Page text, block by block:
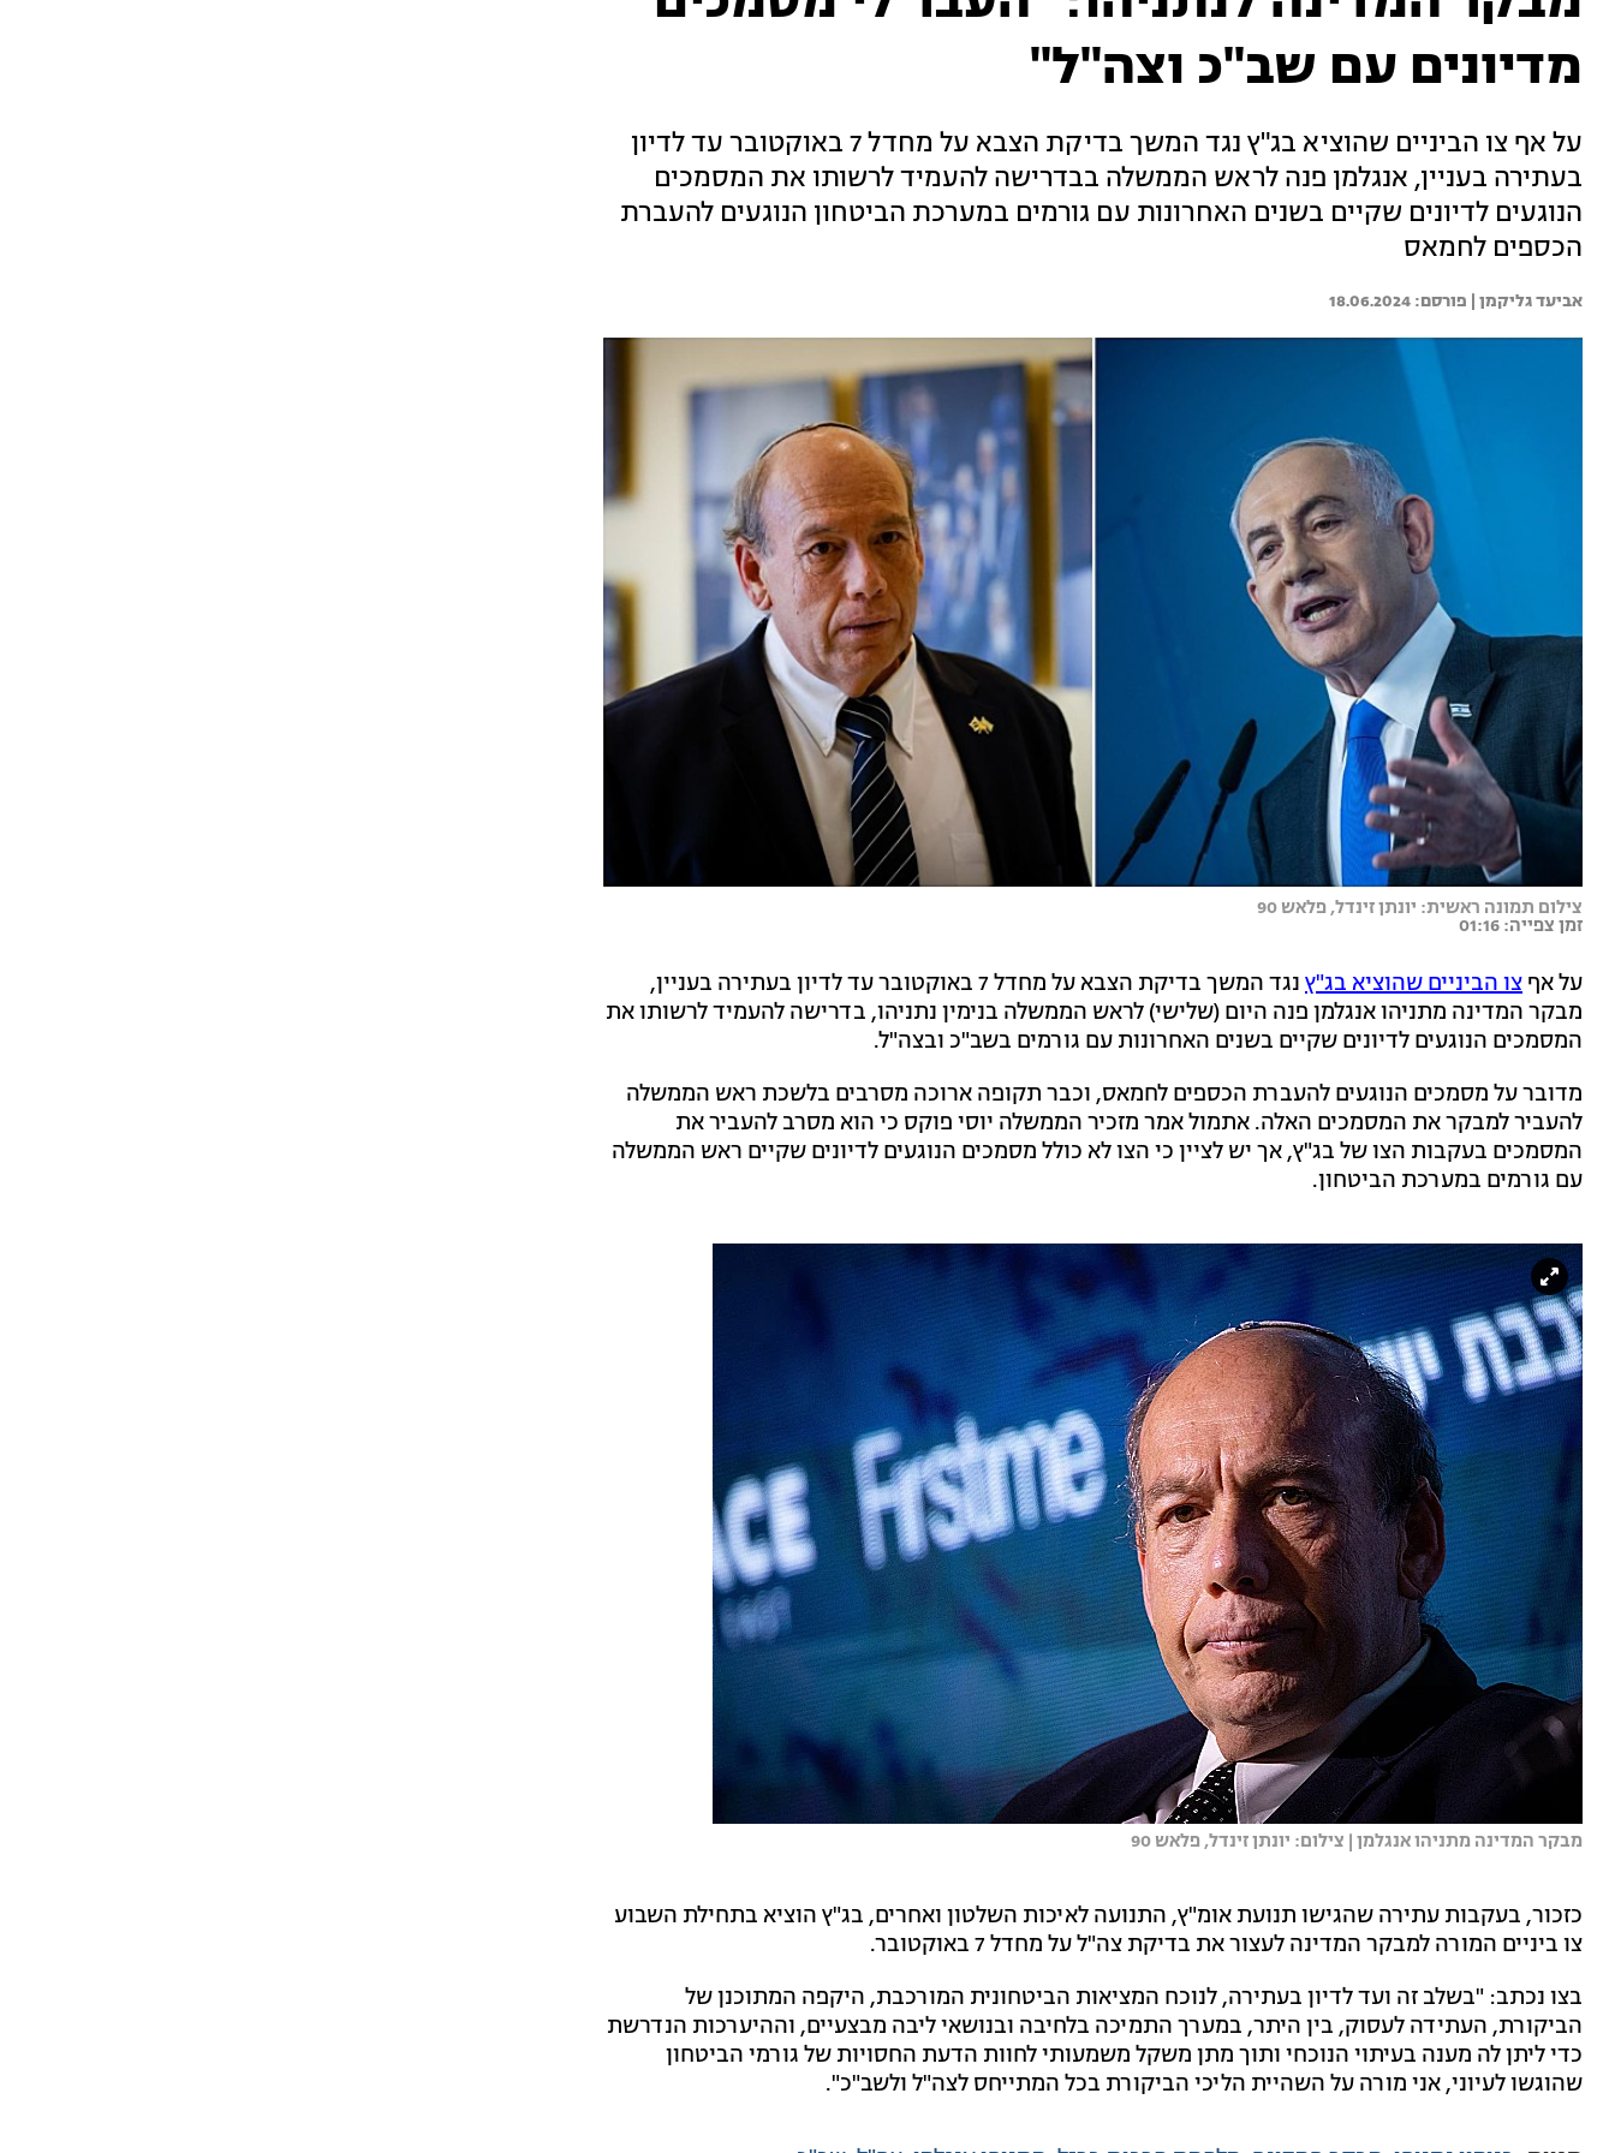
מדיונים עם שב"כ וצה"ל"
על אף צו הביניים שהוציא בג"ץ נגד המשך בדיקת הצבא על מחדל 7 באוקטובר עד לדיון
בעתירה בעניין, אנגלמן פנה לראש הממשלה בבדרישה להעמיד לרשותו את המסמכים
הנוגעים לדיונים שקיים בשנים האחרונות עם גורמים במערכת הביטחון הנוגעים להעברת
הכספים לחמאס
אביעד גליקמן | 18.06.2024
צילום תמונה ראשית: יונתן זינדל, פלאש 90
זמן צפייה: 01:16
על אף צו הביניים שהוציא בג"ץ
נגד המשך בדיקת הצבא על מחדל 7 באוקטובר עד לדיון בעתירה בעניין,
מבקר המדינה מתניהו אנגלמן פנה היום (שלישי) לראש הממשלה בנימין נתניהו, בדרישה להעמיד לרשותו את
המסמכים הנוגעים לדיונים שקיים בשנים האחרונות עם גורמים בשב"כ ובצה"ל.
מדובר על מסמכים הנוגעים להעברת הכספים לחמאס, וכבר תקופה ארוכה מסרבים בלשכת ראש הממשלה
להעביר למבקר את המסמכים האלה. אתמול אמר מזכיר הממשלה יוסי פוקס כי הוא מסרב להעביר את
המסמכים בעקבות הצו של בג"ץ, אך יש לציין כי הצו לא כולל מסמכים הנוגעים לדיונים שקיים ראש הממשלה
עם גורמים במערכת הביטחון.
מבקר המדינה מתניהו אנגלמן | צילום: יונתן זינדל, פלאש 90
כזכור, בעקבות עתירה שהגישו תנועת אומ"ץ, התנועה לאיכות השלטון ואחרים, בג"ץ הוציא בתחילת השבוע
צו ביניים המורה למבקר המדינה לעצור את בדיקת צה"ל על מחדל 7 באוקטובר.
בצו נכתב: "בשלב זה ועד לדיון בעתירה, לנוכח המציאות הביטחונית המורכבת, היקפה המתוכנן של
הביקורת, העתידה לעסוק, בין היתר, במערך התמיכה בלחיבה ובנושאי ליבה מבצעיים, וההיערכות הנדרשת
כדי ליתן לה מענה בעיתוי הנוכחי ותוך מתן משקל משמעותי לחוות הדעת החסויות של גורמי הביטחון
שהוגשו לעיוני, אני מורה על השהיית הליכי הביקורת בכל המתייחס לצה"ל ולשב"כ".